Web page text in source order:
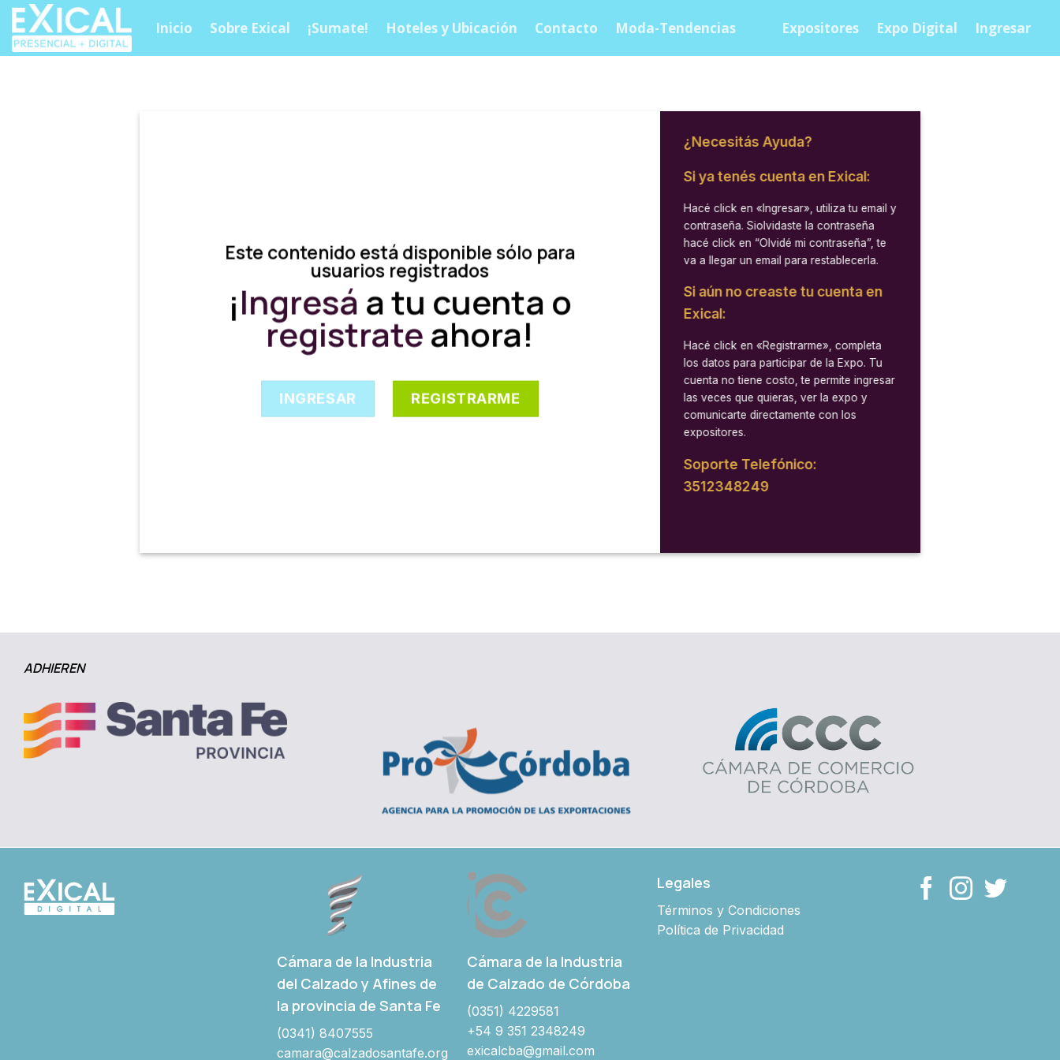
Skip
content
Inicio Sobre Exical ¡Sumate! Hoteles y Ubicación Contacto Moda-Tendencias Expositores Expo Digital Ingresar
Este contenido está disponible sólo para
usuarios registrados
¡Ingresá a tu cuenta o
registrateahora!
INGRESAR REGISTRARME
¿Necesitás Ayuda?
Si ya tenés cuenta en Exical:
Hacé click en «Ingresar», utiliza tu email y
contraseña. Siolvidaste la contraseña
hacé click en “Olvidé mi contraseña”, te
va a llegar un email para restablecerla.
Si aún no creaste tu cuenta en
Exical:
Hacé click en «Registrarme», completa
los datos para participar de la Expo. Tu
cuenta no tiene costo, te permite ingresar
las veces que quieras, ver la expo y
comunicarte directamente con los
expositores.
Soporte Telefónico:
3512348249
ADHIEREN
Cámara de la Industria
del Calzado y Afines de
la provincia de Santa Fe
(0341) 8407555
camara@calzadosantafe.org
Cámara de la Industria
de Calzado de Córdoba
(0351) 4229581
+54 9 351 2348249
exicalcba@gmail.com
Legales
Términos y Condiciones
Política de Privacidad